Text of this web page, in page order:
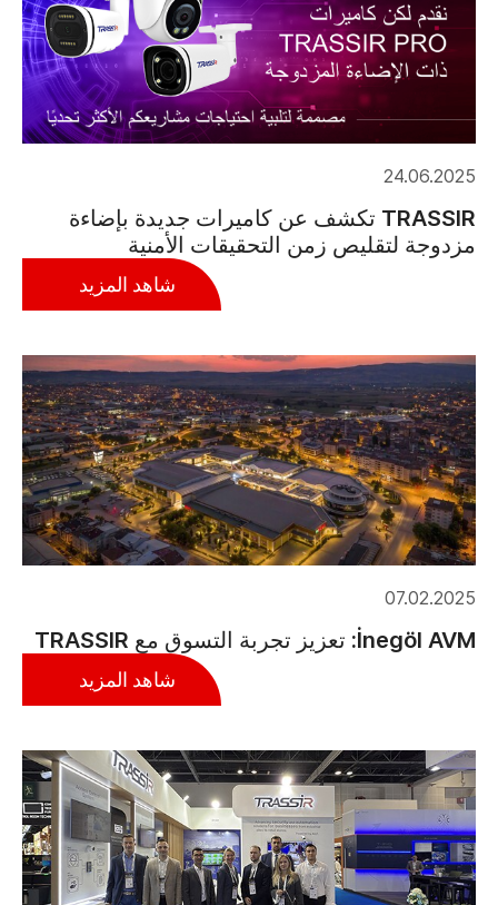
24.06.2025
TRASSIR تكشف عن كاميرات جديدة بإضاءة
مزدوجة لتقليص زمن التحقيقات الأمنية
شاهد المزيد
07.02.2025
İnegöl AVM: تعزيز تجربة التسوق مع TRASSIR
شاهد المزيد